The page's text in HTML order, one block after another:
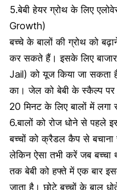
5.बेबी हेयर ग्रोथ के लिए
Growth)
बच्चे के बालों की ग्रोथ को
कर सकते हैं। इसके लिए
Jail) को यूज किया जा सकता
का। जेल को बेबी के स्कैल्प पर
20 मिनट के लिए बालों में लगा
6.बालों को रोज धोने से पहले
बच्चों को क्रैडल कैप से
लेकिन ऐसा तभी करें जब बच्चा
तक बेबी को हफ्ते में एक बार
जाता है। छोटे बच्चों के बाल